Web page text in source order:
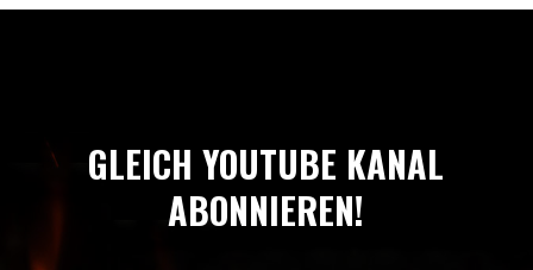
GLEICH YOUTUBE KANAL
ABONNIEREN!